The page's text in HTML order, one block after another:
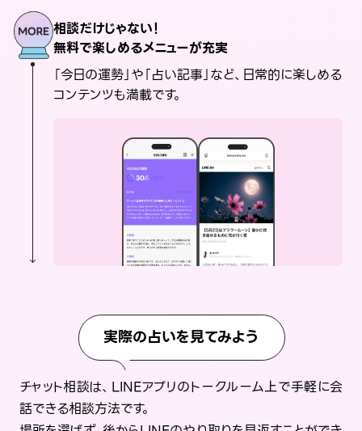
相談だけじゃない！
無料で楽しめるメニューが充実
「今日の運勢」や「占い記事」など、日常的に楽しめる
コンテンツも満載です。
実際の占いを見てみよう
チャット相談は、LINEアプリのトークルーム上で手軽に会
話できる相談方法です。